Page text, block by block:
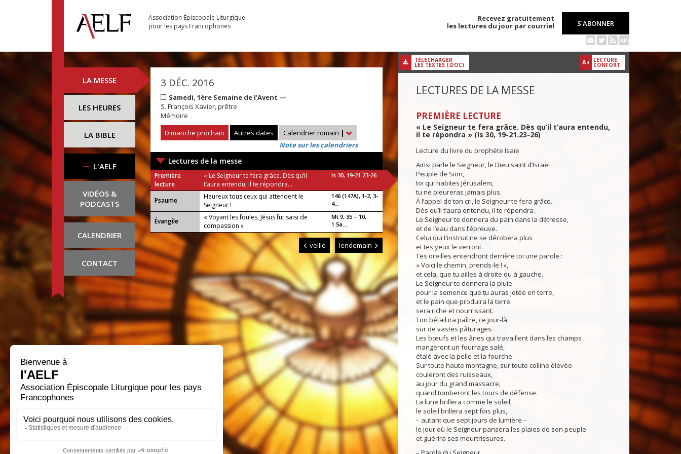
Association Épiscopale Liturgique
pour les pays Francophones
Recevez gratuitement
les lectures du jour par courriel
S'ABONNER
API
LA MESSE
LES HEURES
LA BIBLE
L'AELF
VIDÉOS &
PODCASTS
CALENDRIER
CONTACT
3 DÉC. 2016
Samedi, 1ère Semaine de l'Avent —
S. François Xavier, prêtre
Mémoire
Dimanche prochain
Autres dates Calendrier romain |
Note sur les calendriers
Lectures de la messe
Première
lecture
« Le Seigneur te fera grâce. Dès qu’il
t’aura entendu, il te répondra...
Is 30, 19-21.23-26
Psaume
Heureux tous ceux qui attendent le
Seigneur !
ou : Alléluia !
146 (147A), 1-2, 3-
4...
Évangile
« Voyant les foules, Jésus fut saisi de
compassion »
Mt 9, 35 – 10,
1.5a....
veille lendemain
A+ LECTURE
CONFORT
TÉLÉCHARGER
LES TEXTES (.DOC)
LECTURES DE LA MESSE
PREMIÈRE LECTURE
« Le Seigneur te fera grâce. Dès qu’il t’aura entendu,
il te répondra » (Is 30, 19-21.23-26)
Lecture du livre du prophète Isaïe
Ainsi parle le Seigneur, le Dieu saint d’Israël :
Peuple de Sion,
toi qui habites Jérusalem,
tu ne pleureras jamais plus.
À l’appel de ton cri, le Seigneur te fera grâce.
Dès qu’il t’aura entendu, il te répondra.
Le Seigneur te donnera du pain dans la détresse,
et de l’eau dans l’épreuve.
Celui qui t’instruit ne se dérobera plus
et tes yeux le verront.
Tes oreilles entendront derrière toi une parole :
« Voici le chemin, prends-le ! »,
et cela, que tu ailles à droite ou à gauche.
Le Seigneur te donnera la pluie
pour la semence que tu auras jetée en terre,
et le pain que produira la terre
sera riche et nourrissant.
Ton bétail ira paître, ce jour-là,
sur de vastes pâturages.
Les bœufs et les ânes qui travaillent dans les champs
mangeront un fourrage salé,
étalé avec la pelle et la fourche.
Sur toute haute montagne, sur toute colline élevée
couleront des ruisseaux,
au jour du grand massacre,
quand tomberont les tours de défense.
La lune brillera comme le soleil,
le soleil brillera sept fois plus,
– autant que sept jours de lumière –
le jour où le Seigneur pansera les plaies de son peuple
et guérira ses meurtrissures.